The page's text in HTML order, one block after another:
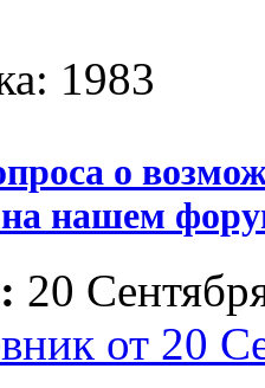
1983
о
на нашем
20
от 20